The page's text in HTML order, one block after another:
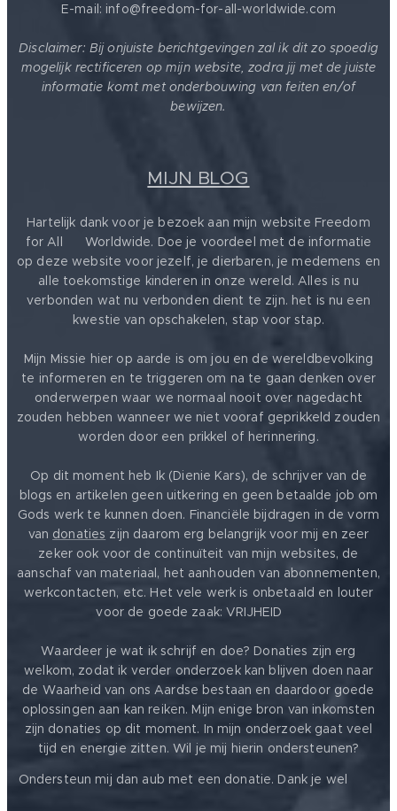
E-mail: info@freedom-for-all-worldwide.com
Disclaimer: Bij onjuiste berichtgevingen zal ik dit zo spoedig
mogelijk rectificeren op mijn website, zodra jij met de juiste
informatie komt met onderbouwing van feiten en/of
bewijzen.
MIJN BLOG
Hartelijk dank voor je bezoek aan mijn website Freedom
for All ❤️ Worldwide. Doe je voordeel met de informatie
op deze website voor jezelf, je dierbaren, je medemens en
alle toekomstige kinderen in onze wereld. Alles is nu
verbonden wat nu verbonden dient te zijn. het is nu een
kwestie van opschakelen, stap voor stap.
Mijn Missie hier op aarde is om jou en de wereldbevolking
te informeren en te triggeren om na te gaan denken over
onderwerpen waar we normaal nooit over nagedacht
zouden hebben wanneer we niet vooraf geprikkeld zouden
worden door een prikkel of herinnering.
Op dit moment heb Ik (Dienie Kars), de schrijver van de
blogs en artikelen geen uitkering en geen betaalde job om
Gods werk te kunnen doen. Financiële bijdragen in de vorm
van donaties zijn daarom erg belangrijk voor mij en zeer
zeker ook voor de continuïteit van mijn websites, de
aanschaf van materiaal, het aanhouden van abonnementen,
werkcontacten, etc. Het vele werk is onbetaald en louter
voor de goede zaak: VRIJHEID ❤️
Waardeer je wat ik schrijf en doe? Donaties zijn erg
welkom, zodat ik verder onderzoek kan blijven doen naar
de Waarheid van ons Aardse bestaan en daardoor goede
oplossingen aan kan reiken. Mijn enige bron van inkomsten
zijn donaties op dit moment. In mijn onderzoek gaat veel
tijd en energie zitten. Wil je mij hierin ondersteunen?
Ondersteun mij dan aub met een donatie. Dank je wel